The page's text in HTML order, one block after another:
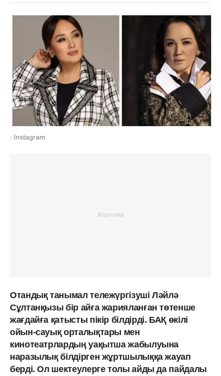
: Instagram
Отандық танымал тележүргізуші Ләйлә
Сұлтанқызы бір айға жарияланған төтенше
жағдайға қатысты пікір білдірді. БАҚ өкілі
ойын-сауық орталықтары мен
кинотеатрлардың уақытша жабылуына
наразылық білдірген жұртшылыққа жауап
берді. Ол шектеулерге толы айды да пайдалы